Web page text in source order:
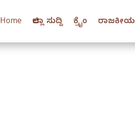
Home ಜಿಲ್ಲಾ ಸುದ್ದಿ ಕ್ರೈಂ ರಾಜಕೀಯ